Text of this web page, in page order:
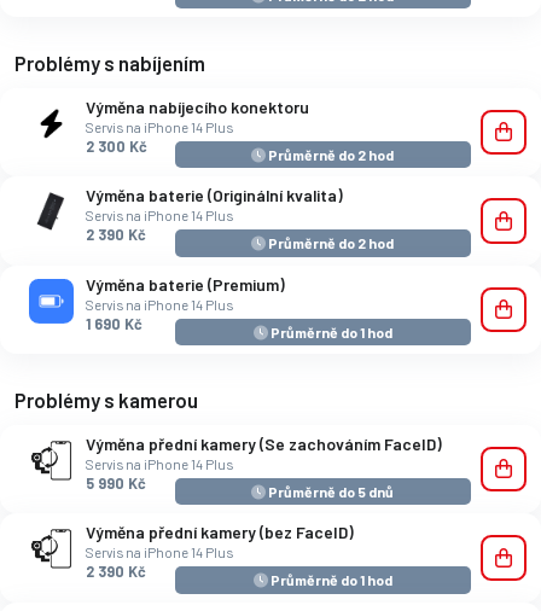
Problémy s nabíjením
Výměna nabíjecího konektoru
Servis na iPhone 14 Plus
2 300 Kč
Průměrně do 2 hod
Výměna baterie (Originální kvalita)
Servis na iPhone 14 Plus
2 390 Kč
Průměrně do 2 hod
Výměna baterie (Premium)
Servis na iPhone 14 Plus
1 690 Kč
Průměrně do 1 hod
Problémy s kamerou
Výměna přední kamery (Se zachováním FaceID)
Servis na iPhone 14 Plus
5 990 Kč
Průměrně do 5 dnů
Výměna přední kamery (bez FaceID)
Servis na iPhone 14 Plus
2 390 Kč
Průměrně do 1 hod